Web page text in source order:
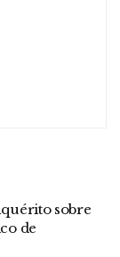
sobre
de